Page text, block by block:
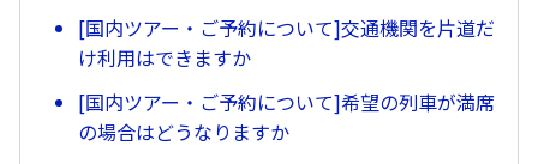
[国内ツアー・ご予約について]交通機関を片道だ
け利用はできますか
[国内ツアー・ご予約について]希望の列車が満席
の場合はどうなりますか